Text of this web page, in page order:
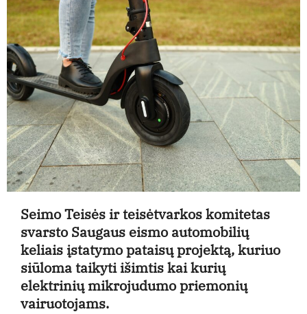
Seimo Teisės ir teisėtvarkos komitetas
svarsto Saugaus eismo automobilių
keliais įstatymo pataisų projektą, kuriuo
siūloma taikyti išimtis kai kurių
elektrinių mikrojudumo priemonių
vairuotojams.